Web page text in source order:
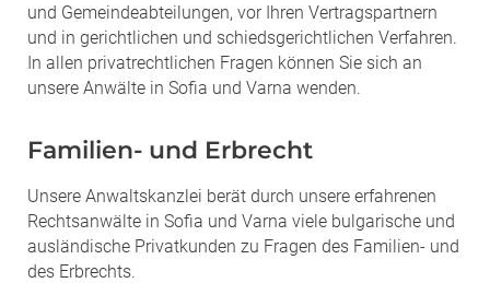
und Gemeindeabteilungen, vor Ihren Vertragspartnern
und in gerichtlichen und schiedsgerichtlichen Verfahren.
In allen privatrechtlichen Fragen können Sie sich an
unsere Anwälte in Sofia und Varna wenden.
Familien- und Erbrecht
Unsere Anwaltskanzlei berät durch unsere erfahrenen
Rechtsanwälte in Sofia und Varna viele bulgarische und
ausländische Privatkunden zu Fragen des Familien- und
des Erbrechts.